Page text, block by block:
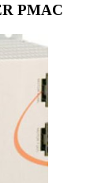
PMAC